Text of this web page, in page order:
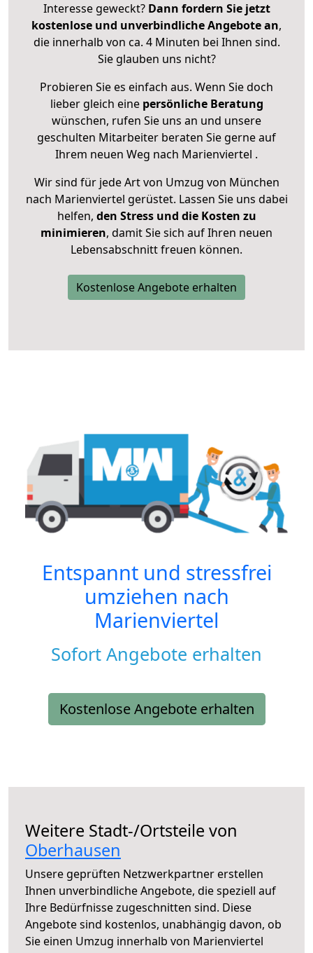
Interesse geweckt? Dann fordern Sie jetzt
kostenlose und unverbindliche Angebote an,
die innerhalb von ca. 4 Minuten bei Ihnen sind.
Sie glauben uns nicht?
Probieren Sie es einfach aus. Wenn Sie doch
lieber gleich eine persönliche Beratung
wünschen, rufen Sie uns an und unsere
geschulten Mitarbeiter beraten Sie gerne auf
Ihrem neuen Weg nach Marienviertel .
Wir sind für jede Art von Umzug von München
nach Marienviertel gerüstet. Lassen Sie uns dabei
helfen, den Stress und die Kosten zu
minimieren, damit Sie sich auf Ihren neuen
Lebensabschnitt freuen können.
Kostenlose Angebote erhalten
Entspannt und stressfrei
umziehen nach
Marienviertel
Sofort Angebote erhalten
Kostenlose Angebote erhalten
Weitere Stadt-/Ortsteile von
Oberhausen
Unsere geprüften Netzwerkpartner erstellen
Ihnen unverbindliche Angebote, die speziell auf
Ihre Bedürfnisse zugeschnitten sind. Diese
Angebote sind kostenlos, unabhängig davon, ob
Sie einen Umzug innerhalb von Marienviertel